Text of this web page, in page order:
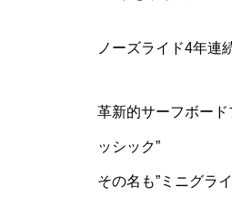
ノーズライド4年連
革新的サーフボー
ッシック”
その名も”ミニグラ